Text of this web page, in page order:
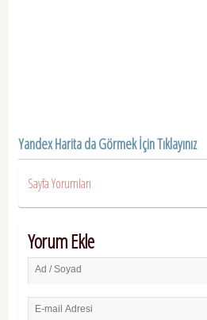
Yandex Harita da Görmek İçin Tıklayınız
Sayfa Yorumları
Yorum Ekle
Ad / Soyad
E-mail Adresi